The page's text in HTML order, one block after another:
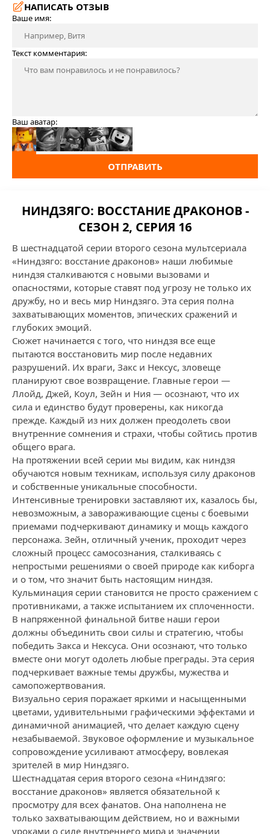
НАПИСАТЬ ОТЗЫВ
Ваше имя:
Текст комментария:
Ваш аватар:
ОТПРАВИТЬ
НИНДЗЯГО: ВОССТАНИЕ ДРАКОНОВ -
СЕЗОН 2, СЕРИЯ 16
В шестнадцатой серии второго сезона мультсериала
«Ниндзяго: восстание драконов» наши любимые
ниндзя сталкиваются с новыми вызовами и
опасностями, которые ставят под угрозу не только их
дружбу, но и весь мир Ниндзяго. Эта серия полна
захватывающих моментов, эпических сражений и
глубоких эмоций.
Сюжет начинается с того, что ниндзя все еще
пытаются восстановить мир после недавних
разрушений. Их враги, Закс и Нексус, зловеще
планируют свое возвращение. Главные герои —
Ллойд, Джей, Коул, Зейн и Ния — осознают, что их
сила и единство будут проверены, как никогда
прежде. Каждый из них должен преодолеть свои
внутренние сомнения и страхи, чтобы сойтись против
общего врага.
На протяжении всей серии мы видим, как ниндзя
обучаются новым техникам, используя силу драконов
и собственные уникальные способности.
Интенсивные тренировки заставляют их, казалось бы,
невозможным, а завораживающие сцены с боевыми
приемами подчеркивают динамику и мощь каждого
персонажа. Зейн, отличный ученик, проходит через
сложный процесс самосознания, сталкиваясь с
непростыми решениями о своей природе как киборга
и о том, что значит быть настоящим ниндзя.
Кульминация серии становится не просто сражением с
противниками, а также испытанием их сплоченности.
В напряженной финальной битве наши герои
должны объединить свои силы и стратегию, чтобы
победить Закса и Нексуса. Они осознают, что только
вместе они могут одолеть любые преграды. Эта серия
подчеркивает важные темы дружбы, мужества и
самопожертвования.
Визуально серия поражает яркими и насыщенными
цветами, удивительными графическими эффектами и
динамичной анимацией, что делает каждую сцену
незабываемой. Звуковое оформление и музыкальное
сопровождение усиливают атмосферу, вовлекая
зрителей в мир Ниндзяго.
Шестнадцатая серия второго сезона «Ниндзяго:
восстание драконов» является обязательной к
просмотру для всех фанатов. Она наполнена не
только захватывающим действием, но и важными
уроками о силе внутреннего мира и значении